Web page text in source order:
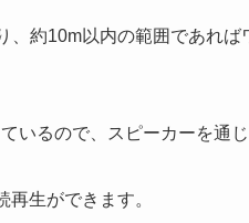
、約10m以内の範囲であれ
いるので、スピーカーを通
生ができます。